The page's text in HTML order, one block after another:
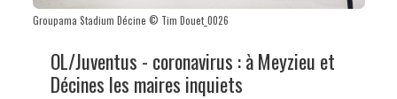
Groupama Stadium Décine © Tim Douet_0026
OL/Juventus - coronavirus : à Meyzieu et
Décines les maires inquiets